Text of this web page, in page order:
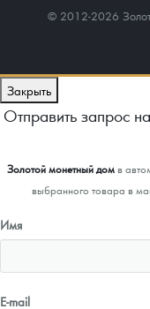
© 2012-2026
Закрыть
Отправить запрос
Золотой монетный домв
выбранного товара в
Имя
E-mail